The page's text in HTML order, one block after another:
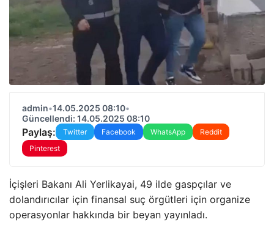
admin•14.05.2025 08:10•
Güncellendi: 14.05.2025 08:10
Paylaş: Twitter Facebook WhatsApp
Reddit
Pinterest
İçişleri Bakanı Ali Yerlikayai, 49 ilde gaspçılar ve
dolandırıcılar için finansal suç örgütleri için organize
operasyonlar hakkında bir beyan yayınladı.